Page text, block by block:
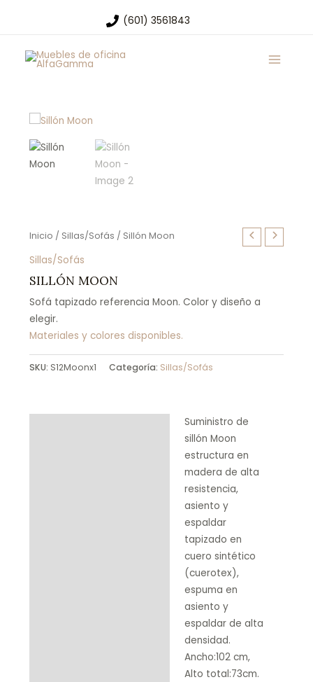
contenido
(601) 3561843
Inicio / Sillas/Sofás / Sillón Moon
Sillas/Sofás
SILLÓN MOON
Sofá tapizado referencia Moon. Color y diseño a
elegir.
Materiales y colores disponibles.
SKU: S12Moonx1 Categoría: Sillas/Sofás
Suministro de
sillón Moon
estructura en
madera de alta
resistencia,
asiento y
espaldar
tapizado en
cuero sintético
(cuerotex),
espuma en
asiento y
espaldar de alta
densidad.
Ancho:102 cm,
Alto total:73cm.